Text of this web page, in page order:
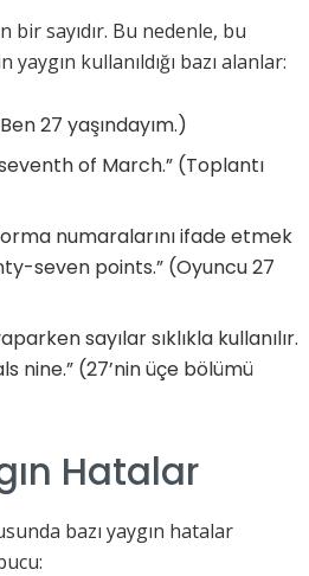
bir sayıdır. Bu nedenle, bu
kullanıldığı bazı alanlar:
27 yaşındayım.)
of March.” (Toplantı
numaralarını ifade etmek
seven points.” (Oyuncu 27
sayılar sıklıkla kullanılır.
nine.” (27’nin üçe bölümü
Hatalar
bazı yaygın hatalar